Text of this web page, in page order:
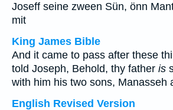
Joseff seine zween Sün, önn
mit
King James Bible
And it came to pass after these
told Joseph, Behold, thy father is
with him his two sons, Manasseh
English Revised Version